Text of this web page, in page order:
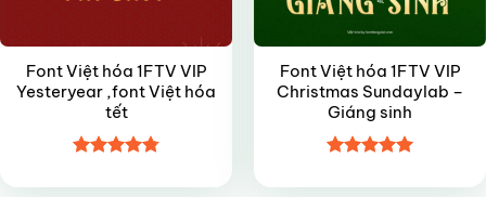
Font Việt hóa 1FTV VIP
Yesteryear ,font Việt hóa
tết
hạng4.85
Font Việt hóa 1FTV VIP
Christmas Sundaylab –
Giáng sinh
hạng55